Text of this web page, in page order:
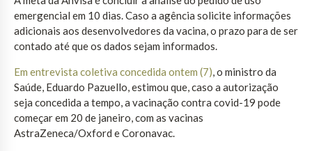
emergencial em 10 dias. Caso a agência solicite informações
adicionais aos desenvolvedores da vacina, o prazo para de ser
contado até que os dados sejam informados.
Em entrevista coletiva concedida ontem (7), o ministro da
Saúde, Eduardo Pazuello, estimou que, caso a autorização
seja concedida a tempo, a vacinação contra covid-19 pode
começar em 20 de janeiro, com as vacinas
AstraZeneca/Oxford e Coronavac.